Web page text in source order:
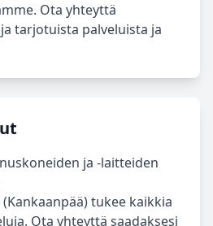
Ota yhteyttä
tarjotuista palveluista ja
ja -laitteiden
tukee kaikkia
Ota yhteyttä saadaksesi